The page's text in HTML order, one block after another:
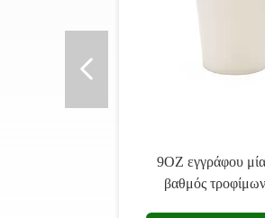
9OZ εγγράφου
βαθμός